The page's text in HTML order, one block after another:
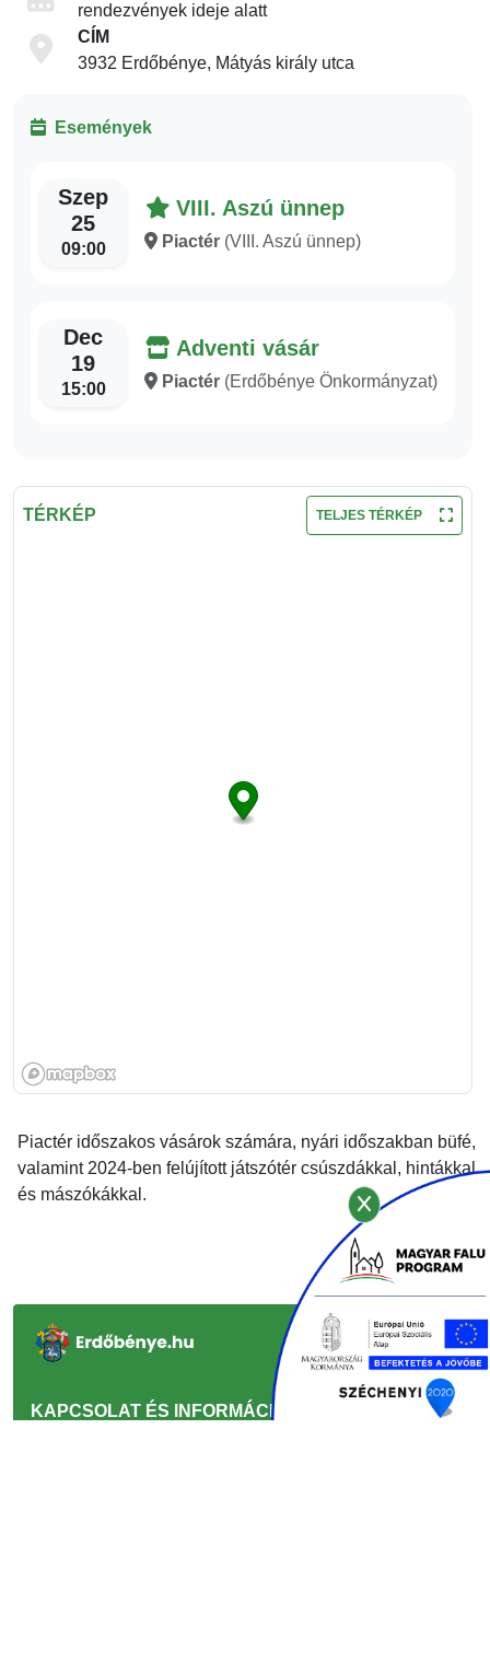
rendezvények ideje alatt
CÍM
3932 Erdőbénye, Mátyás király utca
Események
Szep
25
09:00
VIII. Aszú ünnep
Piactér (VIII. Aszú ünnep)
Dec
19
15:00
Adventi vásár
Piactér (Erdőbénye Önkormányzat)
TÉRKÉP TELJES TÉRKÉP
Piactér időszakos vásárok számára, nyári időszakban büfé,
valamint 2024-ben felújított játszótér csúszdákkal, hintákkal
és mászókákkal.
KAPCSOLAT ÉS INFORMÁCIÓ